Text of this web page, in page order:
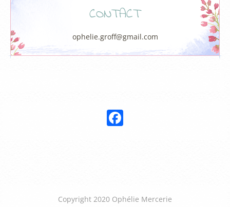
CONTACT
ophelie.groff@gmail.com
Copyright 2020 Ophélie Mercerie